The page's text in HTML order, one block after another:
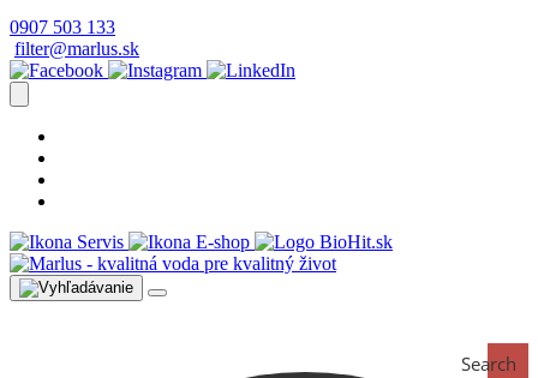
0907 503 133
filter@marlus.sk
Servis E-shop
Search